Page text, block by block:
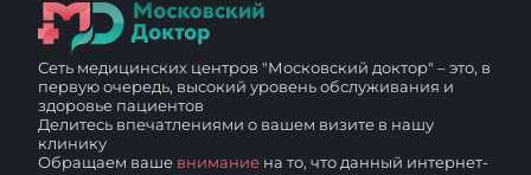
Сеть медицинских центров "Московский доктор" – это, в
первую очередь, высокий уровень обслуживания и
здоровье пациентов
Делитесь впечатлениями о вашем визите в нашу
клинику
Обращаем ваше внимание на то, что данный интернет-